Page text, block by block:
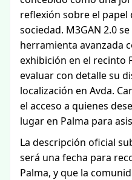
reflexión sobre el papel
sociedad. M3GAN 2.0
herramienta avanzada
exhibición en el recinto
evaluar con detalle su
localización en Avda.
el acceso a quienes
lugar en Palma para
La descripción oficial
será una fecha para
Palma, y que la